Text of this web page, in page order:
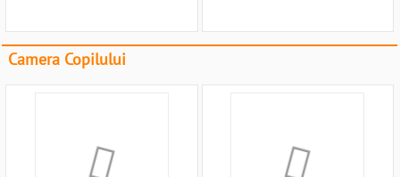
Camera Copilului